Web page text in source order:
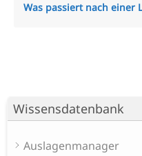
Wissensdatenbank
Auslagenmanager
Was passiert nach einer